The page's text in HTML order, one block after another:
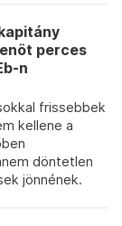
perces
n
frissebbek
kellene a
döntetlen
jönnének.